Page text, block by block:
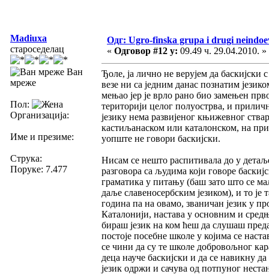
Madiuxa
староседелац
Ван
мреже
Пол:
Организација:
Име и презиме:
Струка:
Поруке: 7.477
Одг: Ugro-finska grupa i drugi
« Одговор #12 у: 09.49 ч. 29.04.2010. »
Ђоле, ја лично не верујем да
везе ни са једним данас познатим
мењао јер је врло рано био замењен
територији целог полуострва, и
језику нема развијеног књижевног
кастиљанаском или каталонском, на
уопште не говори баскијски.
Нисам се нешто распитивала до у
разговора са људима који говоре
граматика у питању (баш зато што се
даље славеносербским језиком), и то је
година па на овамо, званичан језик у
Каталонији, настава у основним и
бираш језик на ком ћеш да слушаш
постоје посебне школе у којима се
се чини да су те школе добровољног
деца науче баскијски и да се навикну
језик одржи и сачува од потпуног